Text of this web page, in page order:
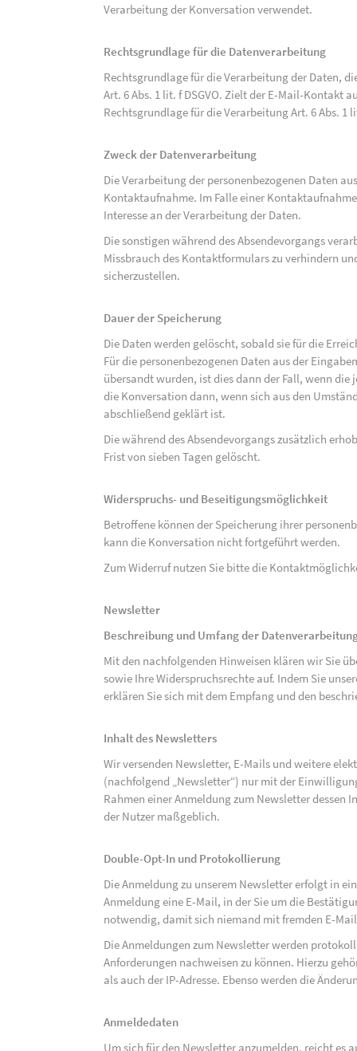
Verarbeitung der Konversation verwendet.
Rechtsgrundlage für die Datenverarbeitung
Rechtsgrundlage für die Verarbeitung der Daten,
Art. 6 Abs. 1 lit. f DSGVO. Zielt der E-Mail-Kontakt
Rechtsgrundlage für die Verarbeitung Art. 6 Abs. 1
Zweck der Datenverarbeitung
Die Verarbeitung der personenbezogenen Daten
Kontaktaufnahme. Im Falle einer
Interesse an der Verarbeitung der Daten.
Die sonstigen während des Absendevorgangs
Missbrauch des Kontaktformulars zu verhindern
sicherzustellen.
Dauer der Speicherung
Die Daten werden gelöscht, sobald sie für die
Für die personenbezogenen Daten aus der
übersandt wurden, ist dies dann der Fall, wenn
die Konversation dann, wenn sich aus den
abschließend geklärt ist.
Die während des Absendevorgangs zusätzlich
Frist von sieben Tagen gelöscht.
Widerspruchs- und Beseitigungsmöglichkeit
Betroffene können der Speicherung ihrer
kann die Konversation nicht fortgeführt werden.
Zum Widerruf nutzen Sie bitte die
Newsletter
Beschreibung und Umfang der
Mit den nachfolgenden Hinweisen klären wir Sie
sowie Ihre Widerspruchsrechte auf. Indem Sie
erklären Sie sich mit dem Empfang und den
Inhalt des Newsletters
Wir versenden Newsletter, E-Mails und weitere
(nachfolgend „Newsletter“) nur mit der
Rahmen einer Anmeldung zum Newsletter
der Nutzer maßgeblich.
Double-Opt-In und Protokollierung
Die Anmeldung zu unserem Newsletter erfolgt in
Anmeldung eine E-Mail, in der Sie um die
notwendig, damit sich niemand mit fremden E-
Die Anmeldungen zum Newsletter werden
Anforderungen nachweisen zu können. Hierzu
als auch der IP-Adresse. Ebenso werden die
Anmeldedaten
Um sich für den Newsletter anzumelden, reicht es